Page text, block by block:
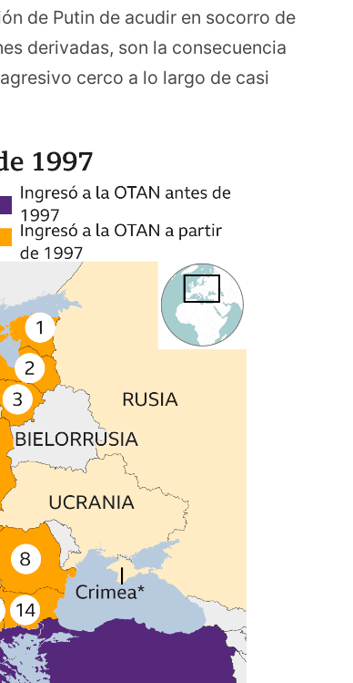
de Putin de acudir en socorro de
derivadas, son la consecuencia
cerco a lo largo de casi